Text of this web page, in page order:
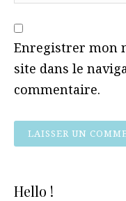
Enregistrer mon
site dans le
commentaire.
Hello !